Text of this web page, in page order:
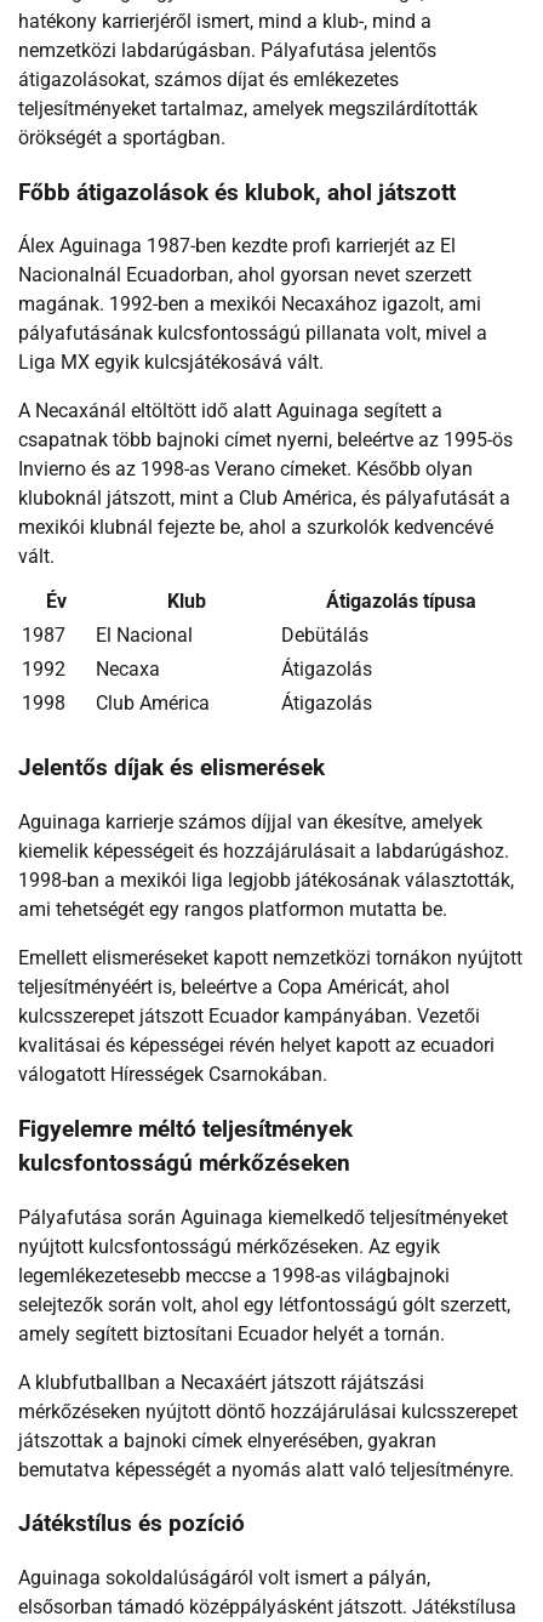
hatékony karrierjéről ismert, mind a klub-, mind a
nemzetközi labdarúgásban. Pályafutása jelentős
átigazolásokat, számos díjat és emlékezetes
teljesítményeket tartalmaz, amelyek megszilárdították
örökségét a sportágban.
Főbb átigazolások és klubok, ahol játszott
Álex Aguinaga 1987-ben kezdte profi karrierjét az El
Nacionalnál Ecuadorban, ahol gyorsan nevet szerzett
magának. 1992-ben a mexikói Necaxához igazolt, ami
pályafutásának kulcsfontosságú pillanata volt, mivel a
Liga MX egyik kulcsjátékosává vált.
A Necaxánál eltöltött idő alatt Aguinaga segített a
csapatnak több bajnoki címet nyerni, beleértve az 1995-ös
Invierno és az 1998-as Verano címeket. Később olyan
kluboknál játszott, mint a Club América, és pályafutását a
mexikói klubnál fejezte be, ahol a szurkolók kedvencévé
vált.
Év
Klub
Átigazolás típusa
1987
El Nacional
Debütálás
1992
Necaxa
Átigazolás
1998
Club América Átigazolás
Jelentős díjak és elismerések
Aguinaga karrierje számos díjjal van ékesítve, amelyek
kiemelik képességeit és hozzájárulásait a labdarúgáshoz.
1998-ban a mexikói liga legjobb játékosának választották,
ami tehetségét egy rangos platformon mutatta be.
Emellett elismeréseket kapott nemzetközi tornákon nyújtott
teljesítményéért is, beleértve a Copa Américát, ahol
kulcsszerepet játszott Ecuador kampányában. Vezetői
kvalitásai és képességei révén helyet kapott az ecuadori
válogatott Hírességek Csarnokában.
Figyelemre méltó teljesítmények
kulcsfontosságú mérkőzéseken
Pályafutása során Aguinaga kiemelkedő teljesítményeket
nyújtott kulcsfontosságú mérkőzéseken. Az egyik
legemlékezetesebb meccse a 1998-as világbajnoki
selejtezők során volt, ahol egy létfontosságú gólt szerzett,
amely segített biztosítani Ecuador helyét a tornán.
A klubfutballban a Necaxáért játszott rájátszási
mérkőzéseken nyújtott döntő hozzájárulásai kulcsszerepet
játszottak a bajnoki címek elnyerésében, gyakran
bemutatva képességét a nyomás alatt való teljesítményre.
Játékstílus és pozíció
Aguinaga sokoldalúságáról volt ismert a pályán,
elsősorban támadó középpályásként játszott. Játékstílusa